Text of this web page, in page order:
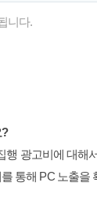
니다.
?
행 광고비에 대해
통해 PC 노출을